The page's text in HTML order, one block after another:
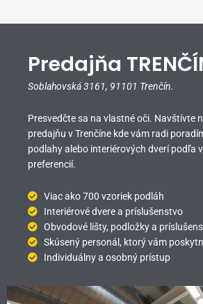
Predajňa
Soblahovská 3161, 91101 Trenčín.
Presvedčte sa na vlastné oči. Navštívte
predajňu v Trenčíne kde vám radi
podlahy alebo interiérových dverí podľa
preferencií.
Viac ako 700 vzoriek podláh
Interiérové dvere a príslušenstvo
Obvodové lišty, podložky a
Skúsený personál, ktorý vám
Individuálny a osobný prístup